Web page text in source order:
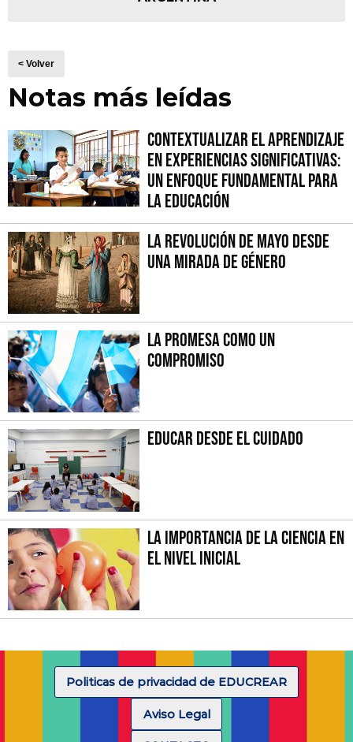
< Volver
Notas más leídas
Contextualizar el Aprendizaje
en Experiencias Significativas:
Un Enfoque fundamental para
la Educación
La Revolución de Mayo desde
una mirada de género
La promesa como un
compromiso
Educar desde el cuidado
La importancia de la Ciencia en
el Nivel Inicial
Politicas de privacidad de EDUCREAR
Aviso Legal